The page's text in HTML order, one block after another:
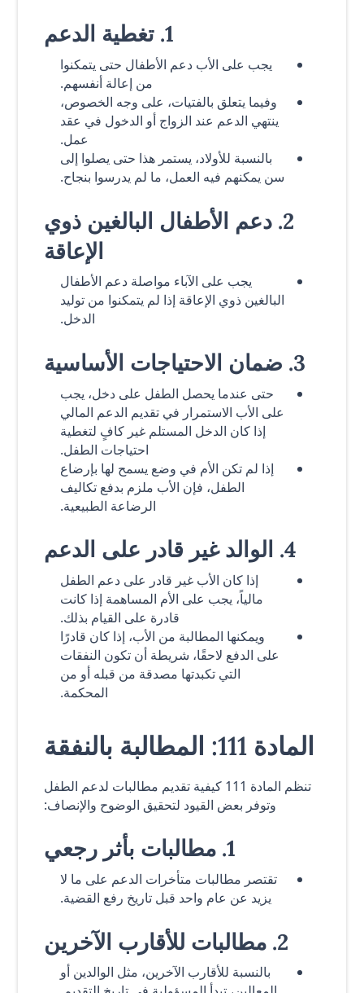
1. تغطية الدعم
يجب على الأب دعم الأطفال حتى يتمكنوا
من إعالة أنفسهم.
وفيما يتعلق بالفتيات، على وجه الخصوص،
ينتهي الدعم عند الزواج أو الدخول في عقد
عمل.
بالنسبة للأولاد، يستمر هذا حتى يصلوا إلى
سن يمكنهم فيه العمل، ما لم يدرسوا بنجاح.
2. دعم الأطفال البالغين ذوي
الإعاقة
يجب على الآباء مواصلة دعم الأطفال
البالغين ذوي الإعاقة إذا لم يتمكنوا من توليد
الدخل.
3. ضمان الاحتياجات الأساسية
حتى عندما يحصل الطفل على دخل، يجب
على الأب الاستمرار في تقديم الدعم المالي
إذا كان الدخل المستلم غير كافٍ لتغطية
احتياجات الطفل.
إذا لم تكن الأم في وضع يسمح لها بإرضاع
الطفل، فإن الأب ملزم بدفع تكاليف
الرضاعة الطبيعية.
4. الوالد غير قادر على الدعم
إذا كان الأب غير قادر على دعم الطفل
مالياً، يجب على الأم المساهمة إذا كانت
قادرة على القيام بذلك.
ويمكنها المطالبة من الأب، إذا كان قادرًا
على الدفع لاحقًا، شريطة أن تكون النفقات
التي تكبدتها مصدقة من قبله أو من
المحكمة.
المادة 111: المطالبة بالنفقة
تنظم المادة 111 كيفية تقديم مطالبات لدعم الطفل
وتوفر بعض القيود لتحقيق الوضوح والإنصاف:
1. مطالبات بأثر رجعي
تقتصر مطالبات متأخرات الدعم على ما لا
يزيد عن عام واحد قبل تاريخ رفع القضية.
2. مطالبات للأقارب الآخرين
بالنسبة للأقارب الآخرين، مثل الوالدين أو